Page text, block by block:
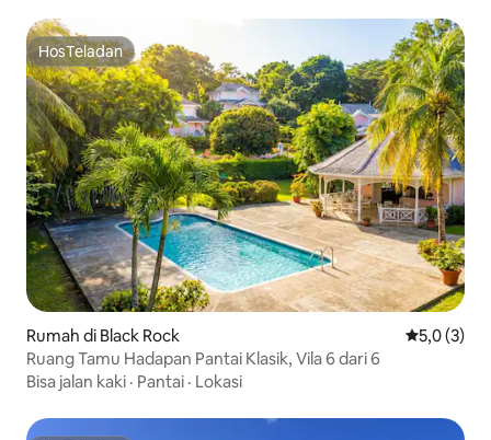
HosTeladan
HosTeladan
Rumah di Black Rock Nilai rata-
5,0 (3)
Ruang Tamu Hadapan Pantai Klasik, Vila 6 dari 6
Bisa jalan kaki · Pantai · Lokasi